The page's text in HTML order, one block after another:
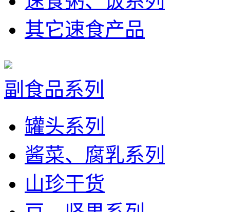
其它速食产品
副食品系列
罐头系列
酱菜、腐乳系列
山珍干货